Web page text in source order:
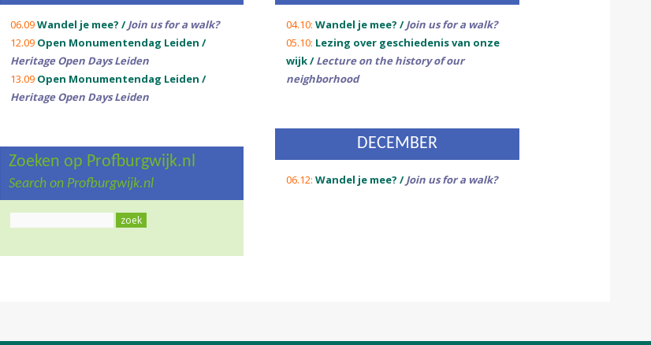
06.09Wandel je mee? /Join us for a walk?
12.09 Open Monumentendag Leiden /
Heritage Open Days Leiden
13.09 Open Monumentendag Leiden /
Heritage Open Days Leiden
04.10: Wandel je mee? /Join us for a walk?
05.10: Lezing over geschiedenis van onze
wijk /Lecture on the history of our
neighborhood
DECEMBER
06.12: Wandel je mee? /Join us for a walk?
Zoeken op Profburgwijk.nl
Search on Profburgwijk.nl